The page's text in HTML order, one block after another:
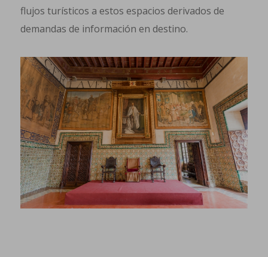
flujos turísticos a estos espacios derivados de
demandas de información en destino.